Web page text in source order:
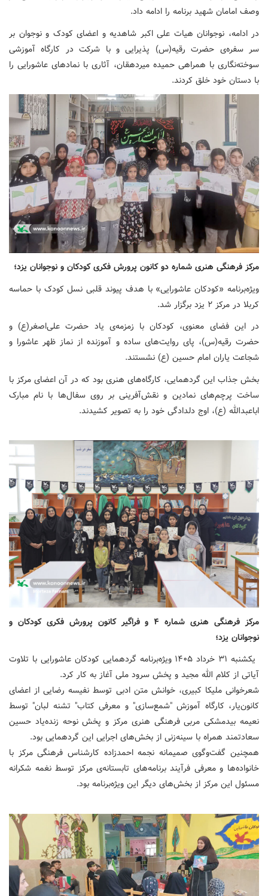
وصف امامان شهید برنامه را ادامه داد.
در ادامه، نوجوانان هیات علی اکبر شاهدیه و اعضای کودک و نوجوان بر
سر سفره‌ی حضرت رقیه(س) پذیرایی و با شرکت در کارگاه آموزشی
سوخته‌نگاری با همراهی حمیده میردهقان، آثاری با نمادهای عاشورایی را
با دستان خود خلق کردند.
مرکز فرهنگی هنری شماره دو کانون پرورش فکری کودکان و نوجوانان یزد؛
ویژه‌برنامه «کودکان عاشورایی» با هدف پیوند قلبی نسل کودک با حماسه
کربلا در مرکز ۲ یزد برگزار شد.
در این فضای معنوی، کودکان با زمزمه‌ی یاد حضرت علی‌اصغر(ع) و
حضرت رقیه(س)، پای روایت‌های ساده و آموزنده از نماز ظهر عاشورا و
شجاعت یاران امام حسین (ع) نشستند.
بخش جذاب این گردهمایی، کارگاه‌های هنری بود که در آن اعضای مرکز با
ساخت پرچم‌های نمادین و نقش‌آفرینی بر روی سفال‌ها با نام مبارک
اباعبدالله (ع)، اوج دلدادگی خود را به تصویر کشیدند.
مرکز فرهنگی هنری شماره ۴ و فراگیر کانون پرورش فکری کودکان و
نوجوانان یزد؛
یکشنبه ۳۱ خرداد ۱۴۰۵ ویژه‌برنامه گردهمایی کودکان عاشورایی با تلاوت
آیاتی از کلام الله مجید و پخش سرود ملی آغاز به کار کرد.
شعرخوانی ملیکا کبیری، خوانش متن ادبی توسط نفیسه رضایی از اعضای
کانون‌یار، کارگاه آموزش "شمع‌سازی" و معرفی کتاب" تشنه لبان" توسط
نعیمه بیدمشکی مربی فرهنگی هنری مرکز و پخش نوحه زنده‌یاد حسین
سعادتمند همراه با سینه‌زنی از بخش‌های اجرایی این گردهمایی بود.
همچنین گفت‌وگوی صمیمانه نجمه احمدزاده کارشناس فرهنگی مرکز با
خانواده‌ها و معرفی فرآیند برنامه‌های تابستانه‌ی مرکز توسط نغمه شکرانه
مسئول این مرکز از بخش‌های دیگر این ویژه‌برنامه بود.